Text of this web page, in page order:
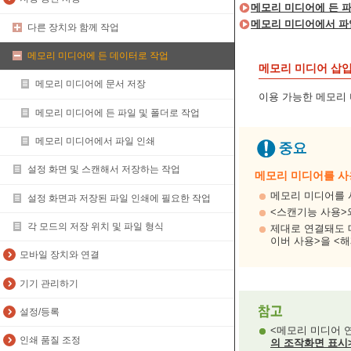
다른 장치와 함께 작업
메모리 미디어에 든 데이터로 작업
메모리 미디어에 문서 저장
메모리 미디어에 든 파일 및 폴더로 작업
메모리 미디어에서 파일 인쇄
설정 화면 및 스캔해서 저장하는 작업
설정 화면과 저장된 파일 인쇄에 필요한 작업
각 모드의 저장 위치 및 파일 형식
모바일 장치와 연결
기기 관리하기
설정/등록
인쇄 품질 조정
메모리 미디어에 든
메모리 미디어에서
메모리 미디어 삽
이용 가능한 메모
메모리 미디어를
메모리 미디어를
<스캔기능 사용
제대로 연결돼도
이버 사용>을 <
<메모리 미디어
의 조작화면 표시